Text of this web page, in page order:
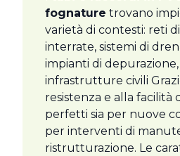
fognature trovano
varietà di contesti: reti
interrate, sistemi di
impianti di
infrastrutture civili
resistenza e alla facilità
perfetti sia per nuove
per interventi di
ristrutturazione. Le